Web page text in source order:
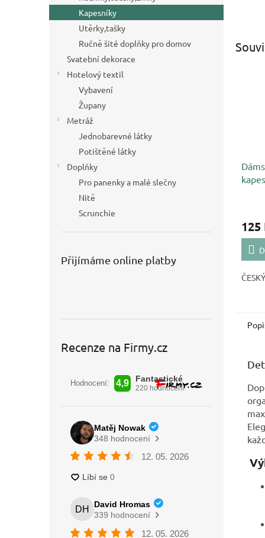
Kapesníky
Utěrky,tašky
Ručně šité doplňky pro domov
Svatební dekorace
Hotelový textil
Vybavení
Župany
Metráž
Jednobarevné látky
Potištěné látky
Doplňky
Pro panenky a malé slečny
Nitě
Scrunchie
Přijímáme online platby
Recenze na Firmy.cz
125